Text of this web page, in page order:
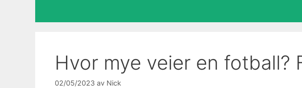
Hvor mye veier en fotball?
02/05/2023 av Nick